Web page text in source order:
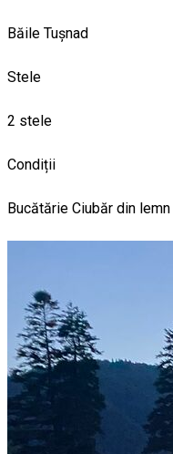
Băile Tușnad
Stele
2 stele
Condiții
Bucătărie Ciubăr din lemn